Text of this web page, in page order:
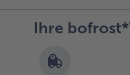
Ihre